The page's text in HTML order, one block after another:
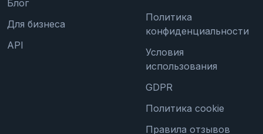
Блог
Для бизнеса
API
Политика
конфиденциальности
Условия
использования
GDPR
Политика cookie
Правила отзывов